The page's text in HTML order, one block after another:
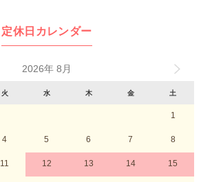
定休日カレンダー
2026年 8月
火 水 木 金 土
1
4 5 6 7 8
11 12 13 14 15